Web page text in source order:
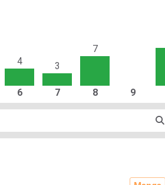
4
6
3
7
7
8 9